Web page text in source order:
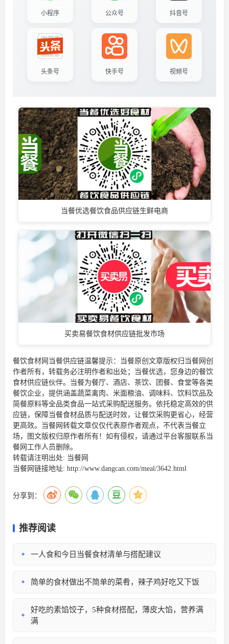
小程序 公众号 抖音号
头条号 快手号 视频号
当餐优选餐饮食品供应链生鲜电商
买卖易餐饮食材供应链批发市场
餐饮食材网当餐供应链温馨提示：当餐原创文章版权归当餐网创
作者所有，转载务必注明作者和出处；当餐优选，您身边的餐饮
食材供应链伙伴。当餐为餐厅、酒店、茶饮、团餐、食堂等各类
餐饮企业，提供涵盖蔬菜禽肉、米面粮油、调味料、饮料饮品及
简餐原料等全品类食品一站式采购配送服务。依托稳定高效的供
应链，保障当餐食材品质与配送时效，让餐饮采购更省心，经营
更高效。当餐网转载文章仅仅代表原作者观点，不代表当餐立
场，图文版权归原作者所有！如有侵权，请通过平台客服联系当
餐网工作人员删除。
转载请注明出处: 当餐网
当餐网链接地址: http://www.dangcan.com/meal/3642.html
分享到：
推荐阅读
✦ 一人食和今日当餐食材清单与搭配建议
✦ 简单的食材做出不简单的菜肴，辣子鸡好吃又下饭
✦
好吃的素馅饺子，5种食材搭配，薄皮大馅，营养满
满